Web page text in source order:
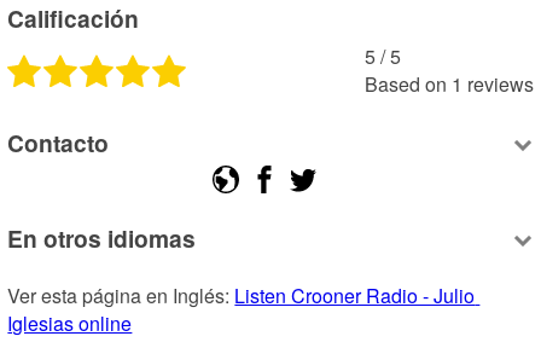
Calificación
5 /5
Based on 1 reviews
Contacto
En otros idiomas
Ver esta página en Inglés: Listen Crooner Radio - Julio
Iglesias online